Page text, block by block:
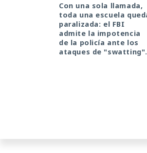
Con una sola llamada,
toda una escuela
paralizada: el FBI
admite la impotencia
de la policía ante los
ataques de "swatting".